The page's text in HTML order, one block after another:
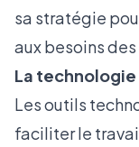
sa stratégie
aux besoins
La technologie
Les outils
faciliter le